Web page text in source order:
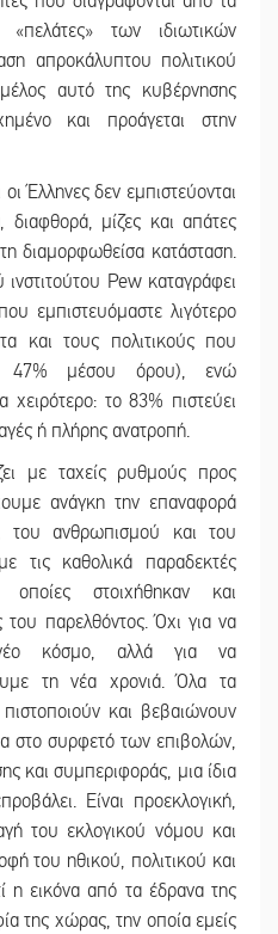
των ιδιωτικών
απροκάλυπτου πολιτικού
αυτό της κυβέρνησης
και προάγεται στην
Έλληνες δεν εμπιστεύονται
διαφθορά, μίζες και απάτες
διαμορφωθείσα κατάσταση.
Pew καταγράφει
εμπιστευόμαστε λιγότερο
και τους πολιτικούς που
47% μέσου όρου), ενώ
χειρότερο: το 83% πιστεύει
ή πλήρης ανατροπή.
με ταχείς ρυθμούς προς
ανάγκη την επαναφορά
του ανθρωπισμού και του
τις καθολικά παραδεκτές
στοιχήθηκαν και
του παρελθόντος. Όχι για να
κόσμο, αλλά για να
τη νέα χρονιά. Όλα τα
και βεβαιώνουν
στο συρφετό των επιβολών,
και συμπεριφοράς, μια ίδια
Είναι προεκλογική,
του εκλογικού νόμου και
του ηθικού, πολιτικού και
η εικόνα από τα έδρανα της
της χώρας, την οποία εμείς